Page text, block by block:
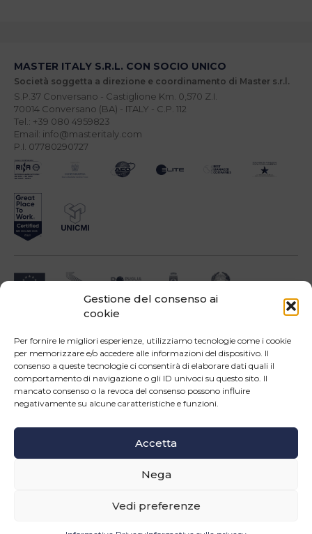
Gestione del consenso ai
cookie
Per fornire le migliori esperienze, utilizziamo tecnologie come i cookie
per memorizzare e/o accedere alle informazioni del dispositivo. Il
consenso a queste tecnologie ci consentirà di elaborare dati quali il
comportamento di navigazione o gli ID univoci su questo sito. Il
mancato consenso o la revoca del consenso possono influire
negativamente su alcune caratteristiche e funzioni.
Accetta
Nega
Vedi preferenze
MASTER ITALY S.R.L. CON SOCIO UNICO
Società soggetta a direzione e coordinamento di Master s.r.l.
S.P.37 Conversano - Castiglione Km. 0,570 Z.I.
70014 Conversano (BA) - ITALY - C.P. 112
Tel.: +39 080 4959823
Email: info@masteritaly.com
P.I. 07780290727
Impresa beneficiari ai sensi dell'Avviso INNOPROCESS - interventi di supporto a
Operazione confinanziata dall'Unione Europea - POR Puglia 2014-2020 - Fondo FESR -
© Copyright 2026 Master srl - Tutti i diritti riservati
INFORMAZIONI